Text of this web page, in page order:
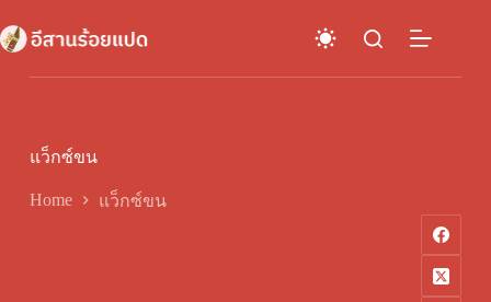
to
content
แว็กซ์ขน
Home แว็กซ์ขน